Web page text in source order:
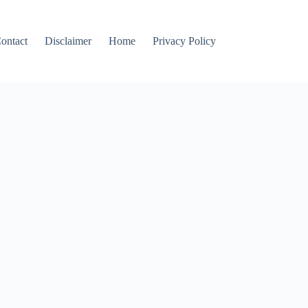
Disclaimer Home Privacy Policy